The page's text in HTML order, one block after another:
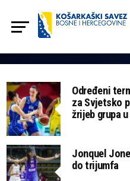
Određeni
za Svjetsko
žrijeb grupa
Jonquel
do trijumfa